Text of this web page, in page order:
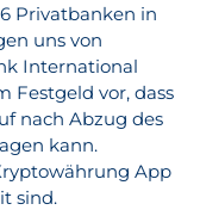
Privatbanken in
uns von
International
Festgeld vor, dass
nach Abzug des
kann.
App
sind.